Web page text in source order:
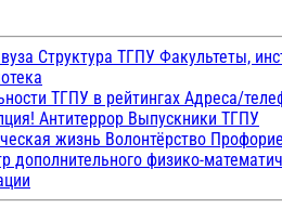
Структура ТГПУ Факультеты,
ТГПУ в рейтингах Адреса/
Антитеррор Выпускники ТГПУ
жизнь Волонтёрство
дополнительного физико-